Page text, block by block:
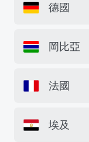
德國
岡比亞
法國
埃及